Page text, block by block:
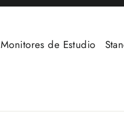
Monitores de Estudio